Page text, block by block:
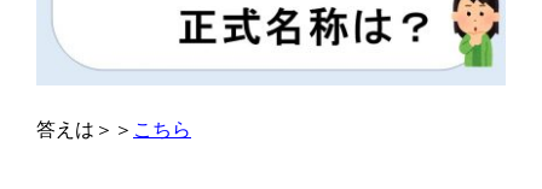
答えは＞＞ こちら